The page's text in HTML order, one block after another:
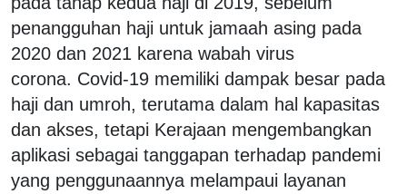
penangguhan haji untuk jamaah asing pada
2020 dan 2021 karena wabah virus
corona. Covid-19 memiliki dampak besar pada
haji dan umroh, terutama dalam hal kapasitas
dan akses, tetapi Kerajaan mengembangkan
aplikasi sebagai tanggapan terhadap pandemi
yang penggunaannya melampaui layanan